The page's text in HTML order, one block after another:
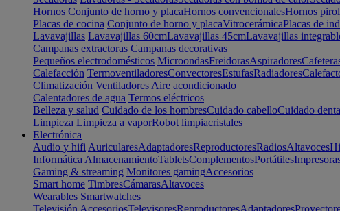
Hornos Conjunto de horno y placaHornos convencionalesHornos
Placas de cocina Conjunto de horno y placaVitrocerámicaPlacas de
Lavavajillas Lavavajillas 60cmLavavajillas 45cmLavavajillas
Campanas extractoras Campanas decorativas
Pequeños electrodomésticos MicroondasFreidorasAspiradores
Calefacción TermoventiladoresConvectoresEstufasRadiadores
Climatización Ventiladores Aire acondicionado
Calentadores de agua Termos eléctricos
Belleza y salud Cuidado de los hombresCuidado cabelloCuidado
Limpieza Limpieza a vaporRobot limpiacristales
Electrónica
Audio y hifi AuricularesAdaptadoresReproductoresRadiosAltavoces
Informática AlmacenamientoTabletsComplementosPortátiles
Gaming & streaming Monitores gamingAccesorios
Smart home TimbresCámarasAltavoces
Wearables Smartwatches
Televisión AccesoriosTelevisoresReproductoresAdaptadores